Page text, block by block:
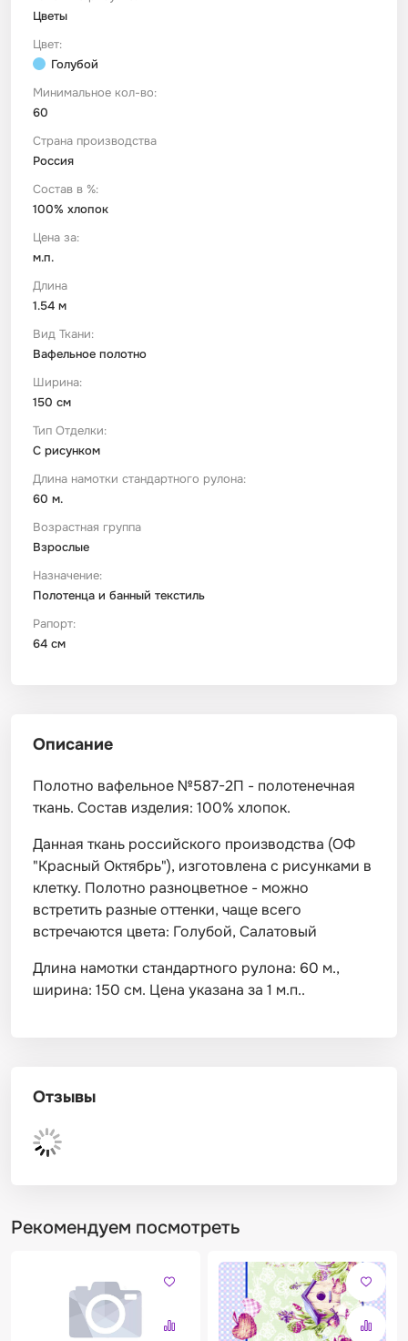
Цветы
Цвет:
Голубой
Минимальное кол-во:
60
Страна производства
Россия
Состав в %:
100% хлопок
Цена за:
м.п.
Длина
1.54 м
Вид Ткани:
Вафельное полотно
Ширина:
150 см
Тип Отделки:
С рисунком
Длина намотки стандартного рулона:
60 м.
Возрастная группа
Взрослые
Назначение:
Полотенца и банный текстиль
Рапорт:
64 см
Описание
Полотно вафельное №587-2П - полотенечная
ткань. Состав изделия: 100% хлопок.
Данная ткань российского производства (ОФ
"Красный Октябрь"), изготовлена с рисунками в
клетку. Полотно разноцветное - можно
встретить разные оттенки, чаще всего
встречаются цвета: Голубой, Салатовый
Длина намотки стандартного рулона: 60 м.,
ширина: 150 см. Цена указана за 1 м.п..
Отзывы
Рекомендуем посмотреть
Футер
Шелк Армани
Штапель
Имитации материалов